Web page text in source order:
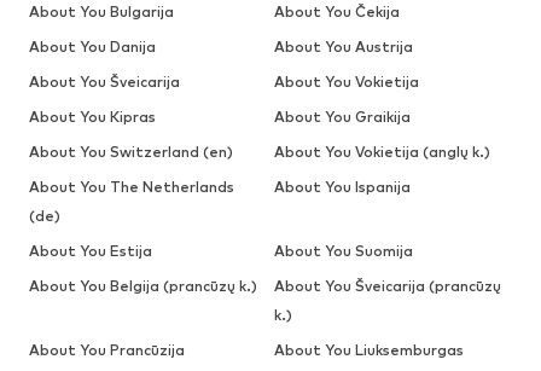
About You Bulgarija
About You Čekija
About You Danija
About You Austrija
About You Šveicarija
About You Vokietija
About You Kipras
About You Graikija
About You Switzerland (en)
About You Vokietija (anglų k.)
About You The Netherlands
(de)
About You Ispanija
About You Estija
About You Suomija
About You Belgija (prancūzų k.)
About You Šveicarija (prancūzų
k.)
About You Prancūzija
About You Liuksemburgas